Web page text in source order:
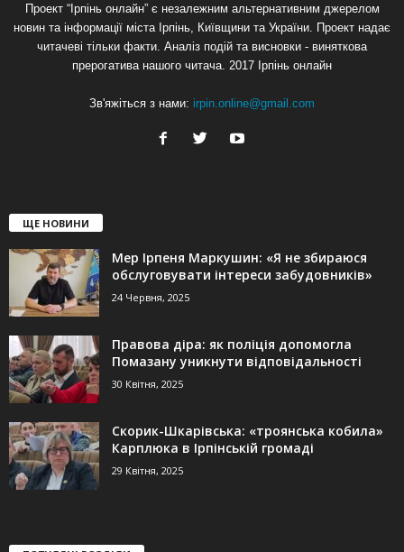
Проект “Ірпінь онлайн” є незалежним альтернативним джерелом
новин та інформації міста Ірпінь, Київщини та України. Проект надає
читачеві тільки факти. Аналіз подій та висновки - виняткова
прерогатива нашого читача. 2017 Ірпінь онлайн
Зв'яжіться з нами: irpin.online@gmail.com
ЩЕ НОВИНИ
Мер Ірпеня Маркушин: «Я не збираюся
обслуговувати інтереси забудовників»
24 Червня, 2025
Правова діра: як поліція допомогла
Помазану уникнути відповідальності
30 Квітня, 2025
Скорик-Шкарівська: «троянська кобила»
Карплюка в Ірпінській громаді
29 Квітня, 2025